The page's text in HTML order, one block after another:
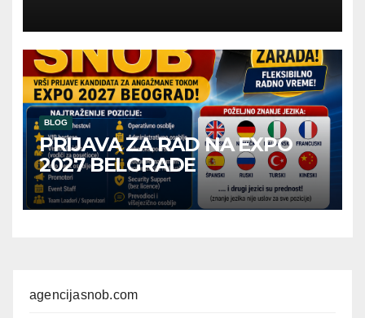
BLOG
PRIJAVA ZA RAD NA EXPO
2027 BELGRADE
agencijasnob.com